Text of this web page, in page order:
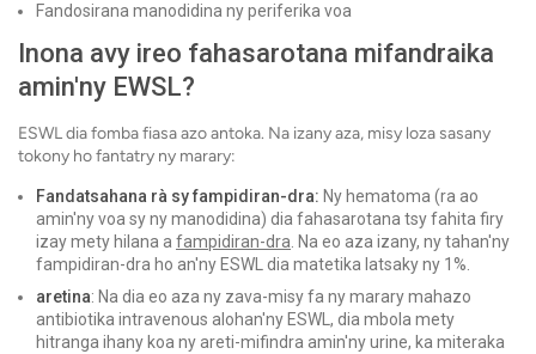
Fandosirana manodidina ny periferika voa
Inona avy ireo fahasarotana mifandraika
amin'ny EWSL?
ESWL dia fomba fiasa azo antoka. Na izany aza, misy loza sasany
tokony ho fantatry ny marary:
Fandatsahana rà sy fampidiran-dra: Ny hematoma (ra ao
amin'ny voa sy ny manodidina) dia fahasarotana tsy fahita firy
izay mety hilana afampidiran-dra. Na eo aza izany, ny tahan'ny
fampidiran-dra ho an'ny ESWL dia matetika latsaky ny 1%.
aretina: Na dia eo aza ny zava-misy fa ny marary mahazo
antibiotika intravenous alohan'ny ESWL, dia mbola mety
hitranga ihany koa ny areti-mifindra amin'ny urine, ka miteraka